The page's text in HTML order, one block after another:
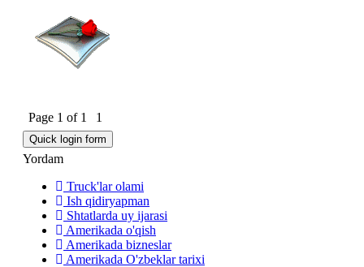
Page 1 of 1 1
Yordam
Truck'lar olami
Ish qidiryapman
Shtatlarda uy ijarasi
Amerikada o'qish
Amerikada bizneslar
Amerikada O'zbeklar tarixi